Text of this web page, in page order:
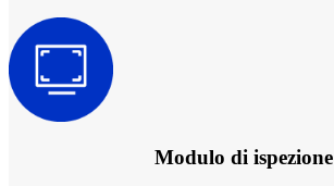
Modulo di ispezione